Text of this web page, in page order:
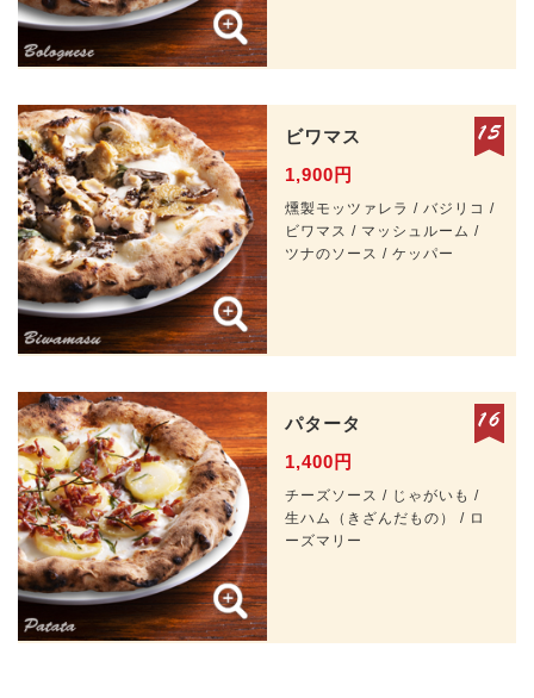
ビワマス
1,900円
燻製モッツァレラ / バジリコ /
ビワマス / マッシュルーム /
ツナのソース / ケッパー
パタータ
1,400円
チーズソース / じゃがいも /
生ハム（きざんだもの） / ロ
ーズマリー